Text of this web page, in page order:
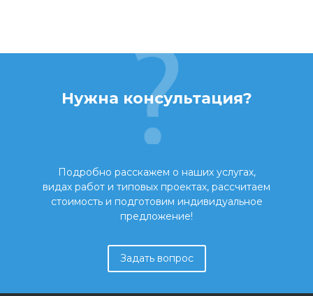
Нужна консультация?
Подробно расскажем о наших услугах,
видах работ и типовых проектах, рассчитаем
стоимость и подготовим индивидуальное
предложение!
Задать вопрос